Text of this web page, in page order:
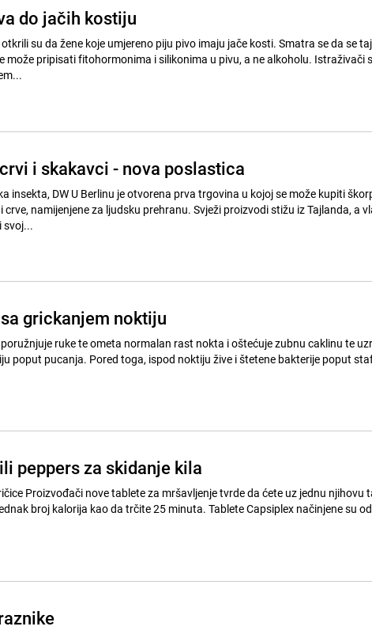
do jačih kostiju
su da žene koje umjereno piju pivo imaju jače kosti. Smatra se da se
pripisati fitohormonima i silikonima u pivu, a ne alkoholu. Istraživači sa
i skakavci - nova poslastica
trgovina u kojoj se može kupiti škorpione,
crve, namijenjene za ljudsku prehranu. Svježi proizvodi stižu iz Tajlanda, a
svoj...
grickanjem noktiju
ruke te ometa normalan rast nokta i oštećuje zubnu caklinu te
poput pucanja. Pored toga, ispod noktiju žive i štetene bakterije poput
peppers za skidanje kila
njihovu tabletu dok
kao da trčite 25 minuta. Tablete Capsiplex načinjene su od ljutih